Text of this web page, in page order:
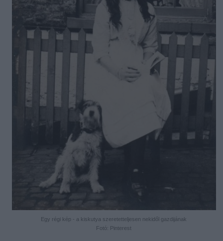
Egy régi kép - a kiskutya szeretetteljesen nekidől gazdijának
Fotó: Pinterest